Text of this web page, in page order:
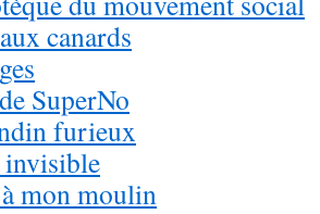
canards
SuperNo
furieux
mon moulin